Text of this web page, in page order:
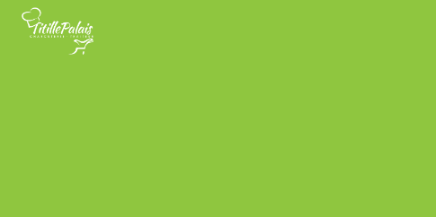
Panneau de gestion des cookies